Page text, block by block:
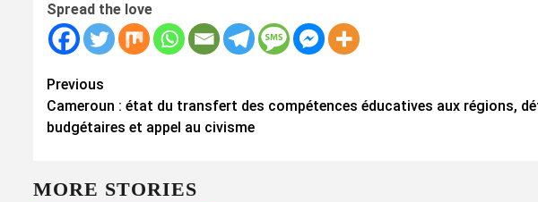
Spread the love
Continue
Reading
Previous
Cameroun : état du transfert des compétences éducatives aux régions,
budgétaires et appel au civisme
MORE STORIES